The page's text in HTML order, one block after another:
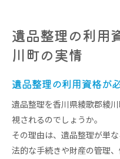
遺品整理を依頼
綾川町で遺品整
資格の有無が遺
業者が持つ遺品
安心して遺品整理を
遺品整理に必要
遺品整理の利用
川町の実情
遺品整理の利用資格が
遺品整理を香川県綾歌郡綾
視されるのでしょうか。
その理由は、遺品整理が単
法的な手続きや財産の管理